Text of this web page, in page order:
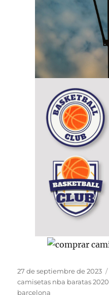
Publicado
el
27 de septiembre de 2023
camisetas nba baratas 2020
barcelona